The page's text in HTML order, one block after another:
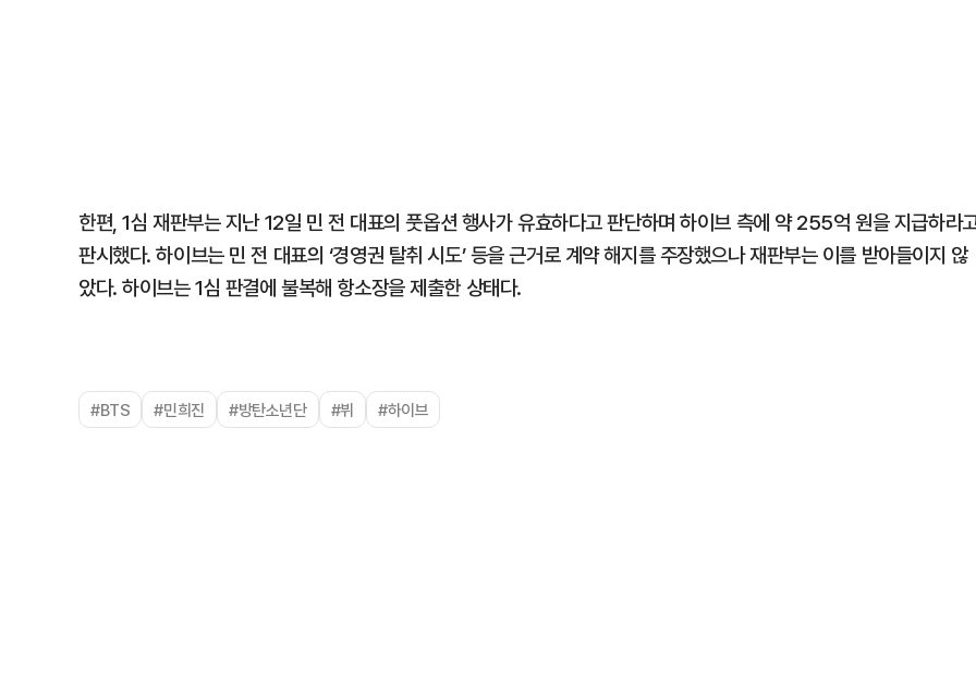
한편, 1심 재판부는 지난 12일 민 전 대표의 풋옵션 행사가 유효하다고 판단하며 하이브 측에 약 255억 원을 지급하라
판시했다. 하이브는 민 전 대표의 ‘경영권 탈취 시도’ 등을 근거로 계약 해지를 주장했으나 재판부는 이를 받아들이지 않
았다. 하이브는 1심 판결에 불복해 항소장을 제출한 상태다.
#BTS #민희진 #방탄소년단 #뷔 #하이브